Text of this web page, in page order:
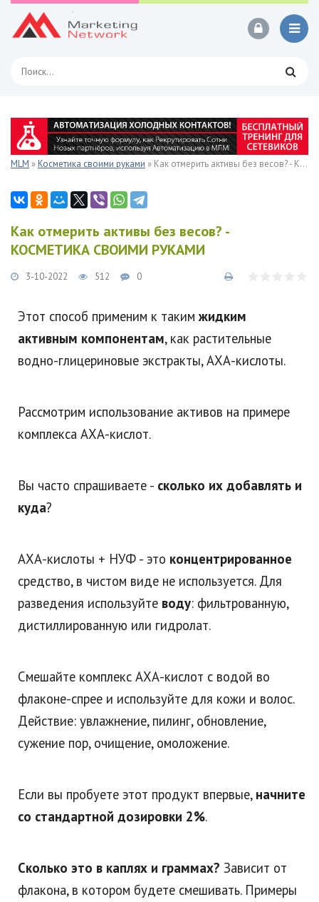
MLM »Косметика своими руками » Как отмерить активы без весов? - КОСМЕТИКА СВОИМИ РУКАМИ
Как отмерить активы без весов? -
КОСМЕТИКА СВОИМИ РУКАМИ
3-10-2022 512 0
Этот способ применим к таким жидким
активным компонентам, как растительные
водно-глицериновые экстракты, АХА-кислоты.
Рассмотрим использование активов на примере
комплекса АХА-кислот.
Вы часто спрашиваете - сколько их добавлять и
куда?
АХА-кислоты + НУФ - это концентрированное
средство, в чистом виде не используется. Для
разведения используйте воду: фильтрованную,
дистиллированную или гидролат.
Смешайте комплекс АХА-кислот с водой во
флаконе-спрее и используйте для кожи и волос.
Действие: увлажнение, пилинг, обновление,
сужение пор, очищение, омоложение.
Если вы пробуете этот продукт впервые, начните
со стандартной дозировки 2%.
Сколько это в каплях и граммах? Зависит от
флакона, в котором будете смешивать. Примеры